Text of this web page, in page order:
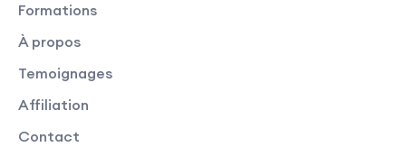
Formations
À propos
Temoignages
Affiliation
Contact